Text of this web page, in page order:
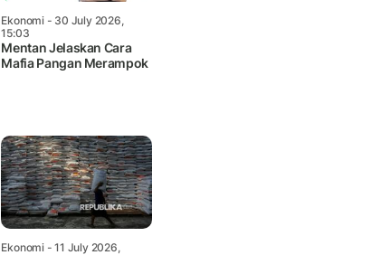
Ekonomi- 30 July 2026,
15:03
Mentan Jelaskan Cara
Mafia Pangan Merampok
Ekonomi- 11 July 2026,